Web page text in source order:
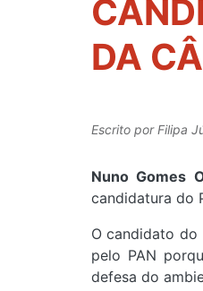
DA
Escrito porFilipa
Nuno Gomes
candidatura do
O candidato do
pelo PAN
defesa do